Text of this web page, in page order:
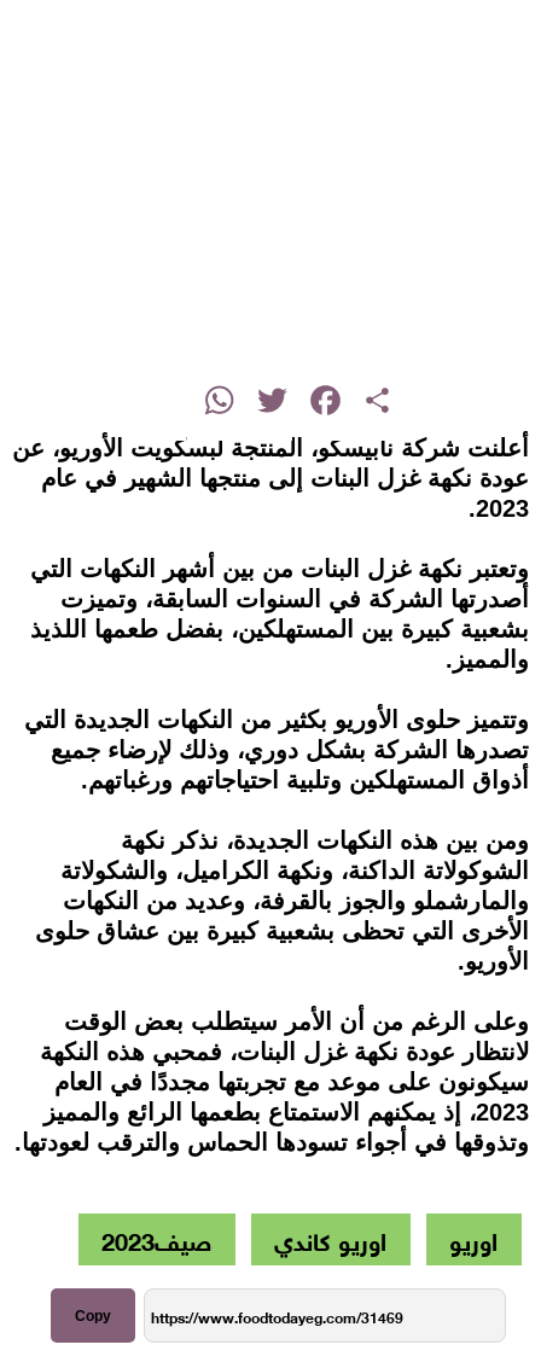
Share
Facebook
Twitter
WhatsApp
أعلنت شركة نابيسكو، المنتجة لبسكويت الأوريو، عن
عودة نكهة غزل البنات إلى منتجها الشهير في عام
2023.
وتعتبر نكهة غزل البنات من بين أشهر النكهات التي
أصدرتها الشركة في السنوات السابقة، وتميزت
بشعبية كبيرة بين المستهلكين، بفضل طعمها اللذيذ
والمميز.
وتتميز حلوى الأوريو بكثير من النكهات الجديدة التي
تصدرها الشركة بشكل دوري، وذلك لإرضاء جميع
أذواق المستهلكين وتلبية احتياجاتهم ورغباتهم.
ومن بين هذه النكهات الجديدة، نذكر نكهة
الشوكولاتة الداكنة، ونكهة الكراميل، والشكولاتة
والمارشملو والجوز بالقرفة، وعديد من النكهات
الأخرى التي تحظى بشعبية كبيرة بين عشاق حلوى
الأوريو.
وعلى الرغم من أن الأمر سيتطلب بعض الوقت
لانتظار عودة نكهة غزل البنات، فمحبي هذه النكهة
سيكونون على موعد مع تجربتها مجددًا في العام
2023، إذ يمكنهم الاستمتاع بطعمها الرائع والمميز
وتذوقها في أجواء تسودها الحماس والترقب لعودتها.
اوريو اوريو كاندي صيف2023
Copy